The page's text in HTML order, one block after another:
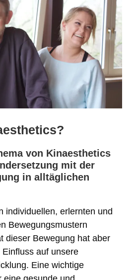
von Kinaesthetics
mit der
in alltäglichen
individuellen, erlernten und
Bewegungsmustern
dieser Bewegung hat aber
auf unsere
Eine wichtige